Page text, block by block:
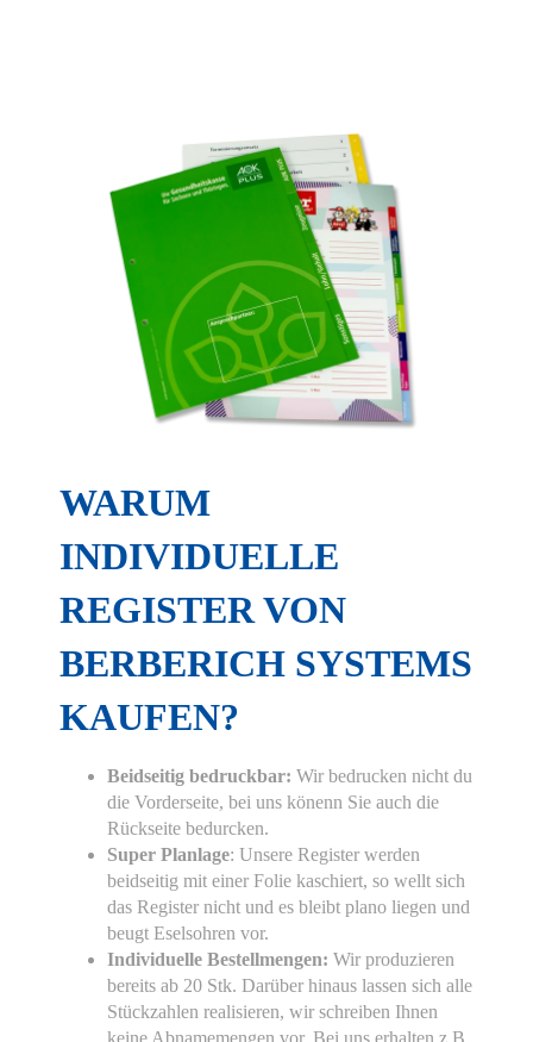
WARUM
INDIVIDUELLE
REGISTER VON
BERBERICH SYSTEMS
KAUFEN?
Beidseitig bedruckbar: Wir bedrucken nicht du
die Vorderseite, bei uns könenn Sie auch die
Rückseite bedurcken.
Super Planlage: Unsere Register werden
beidseitig mit einer Folie kaschiert, so wellt sich
das Register nicht und es bleibt plano liegen und
beugt Eselsohren vor.
Individuelle Bestellmengen: Wir produzieren
bereits ab 20 Stk. Darüber hinaus lassen sich alle
Stückzahlen realisieren, wir schreiben Ihnen
Alle Cookies akzeptieren
Auswahl bestätigen
Privatsphäre-Einstellungen Datenschutz
Details einblenden